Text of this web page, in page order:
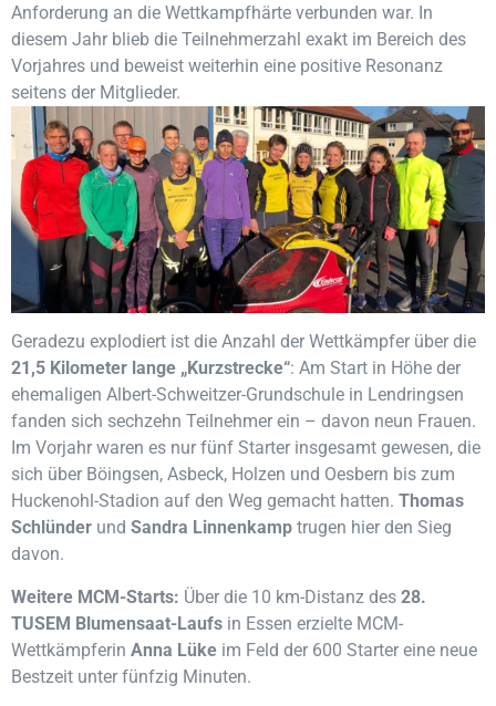
Anforderung an die Wettkampfhärte verbunden war. In
diesem Jahr blieb die Teilnehmerzahl exakt im Bereich des
Vorjahres und beweist weiterhin eine positive Resonanz
seitens der Mitglieder.
Geradezu explodiert ist die Anzahl der Wettkämpfer über die
21,5 Kilometer lange „Kurzstrecke“: Am Start in Höhe der
ehemaligen Albert-Schweitzer-Grundschule in Lendringsen
fanden sich sechzehn Teilnehmer ein – davon neun Frauen.
Im Vorjahr waren es nur fünf Starter insgesamt gewesen, die
sich über Böingsen, Asbeck, Holzen und Oesbern bis zum
Huckenohl-Stadion auf den Weg gemacht hatten. Thomas
Schlünder und Sandra Linnenkamp trugen hier den Sieg
davon.
Weitere MCM-Starts: Über die 10 km-Distanz des 28.
TUSEM Blumensaat-Laufs in Essen erzielte MCM-
Wettkämpferin Anna Lüke im Feld der 600 Starter eine neue
Bestzeit unter fünfzig Minuten.